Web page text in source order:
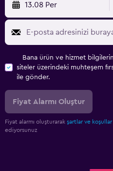
13.08 Per
Bana ürün ve hizmet
siteler üzerindeki muhteşem
ile gönder.
Fiyat Alarmı Oluştur
Fiyat alarmı oluşturarak şartlar ve koşullar
ediyorsunuz